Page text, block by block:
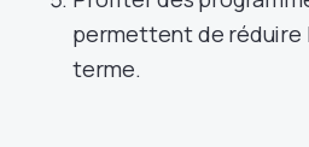
permettent de réduire
terme.